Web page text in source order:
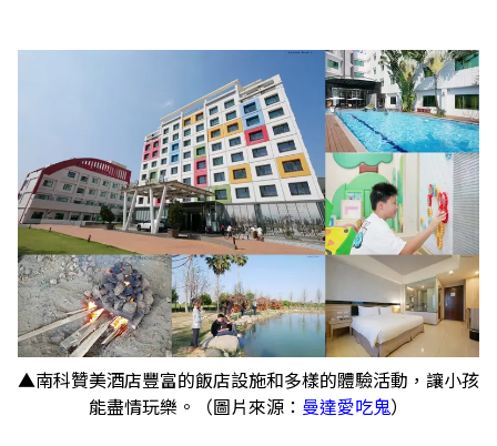
▲南科贊美酒店豐富的飯店設施和多樣的體驗活動，讓小孩
能盡情玩樂。（圖片來源： 曼達愛吃鬼）